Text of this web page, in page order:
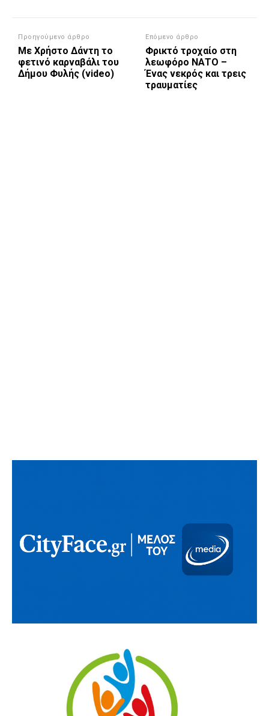
Προηγούμενο άρθρο
Με Χρήστο Δάντη το
φετινό καρναβάλι του
Δήμου Φυλής (video)
Επόμενο άρθρο
Φρικτό τροχαίο στη
λεωφόρο ΝΑΤΟ –
Ένας νεκρός και τρεις
τραυματίες